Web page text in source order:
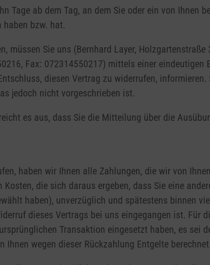
Tage ab dem Tag, an dem Sie oder ein von Ihnen
haben bzw. hat.
müssen Sie uns (Bernhard Layer,
Fax: 072314550217) mittels einer
diesen Vertrag zu widerrufen,
jedoch nicht vorgeschrieben ist.
es aus, dass Sie die Mitteilung über die
haben wir Ihnen alle Zahlungen, die wir von
die sich daraus ergeben, dass Sie eine
haben), unverzüglich und spätestens binnen
dieses Vertrags bei uns eingegangen ist. Für
Transaktion eingesetzt haben, es sei
Ihnen wegen dieser Rückzahlung Entgelte berechnet.